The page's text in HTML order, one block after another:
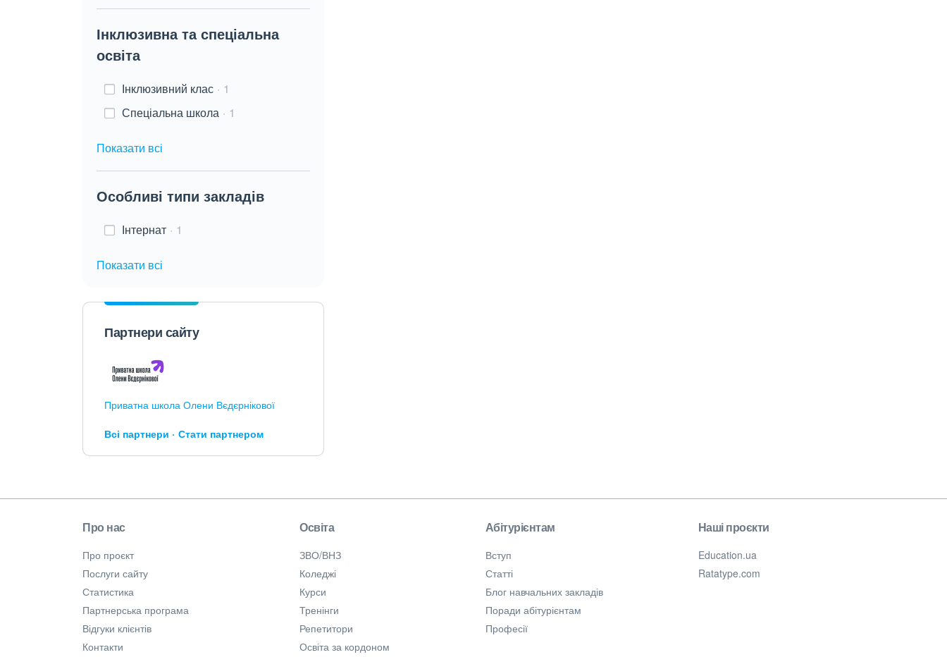
Інклюзивна та спеціальна
освіта
Інклюзивний клас
1
Спеціальна школа
1
Показати всі
Особливі типи закладів
Інтернат 1
Показати всі
Партнери сайту
Приватна школа Олени Вєдєрнікової
Всі партнери Стати партнером
Про нас
Про проєкт
Послуги сайту
Статистика
Партнерська програма
Відгуки клієнтів
Контакти
Освіта
ЗВО/ВНЗ
Коледжі
Курси
Тренінги
Репетитори
Освіта за кордоном
Абітурієнтам
Вступ
Статті
Блог навчальних закладів
Поради абітурієнтам
Професії
Наші проєкти
Education.ua
Ratatype.com